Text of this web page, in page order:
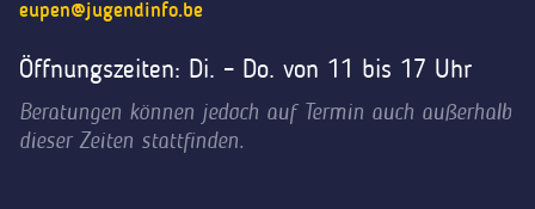
eupen@jugendinfo.be
Öffnungszeiten: Di. – Do. von 11 bis 17 Uhr
Beratungen können jedoch auf Termin auch außerhalb
dieser Zeiten stattfinden.